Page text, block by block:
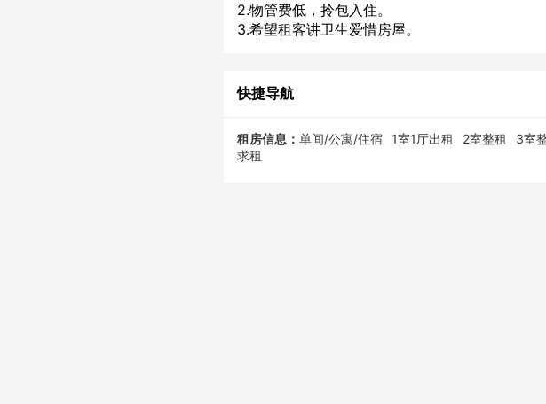
2.物管费低，拎包入住。
3.希望租客讲卫生爱惜房屋。
快捷导航
租房信息： 单间/公寓/住宿 1室1厅出租 2室整租 3室
求租